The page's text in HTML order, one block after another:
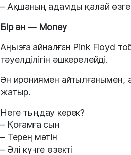
– Ақшаның адамды қалай
Бір ән — Money
Аңызға айналған Pink Floyd
тәуелділігін әшкерелейді.
Ән ирониямен айтылғанымен,
жатыр.
Неге тыңдау керек?
– Қоғамға сын
– Терең мәтін
– Әлі күнге өзекті